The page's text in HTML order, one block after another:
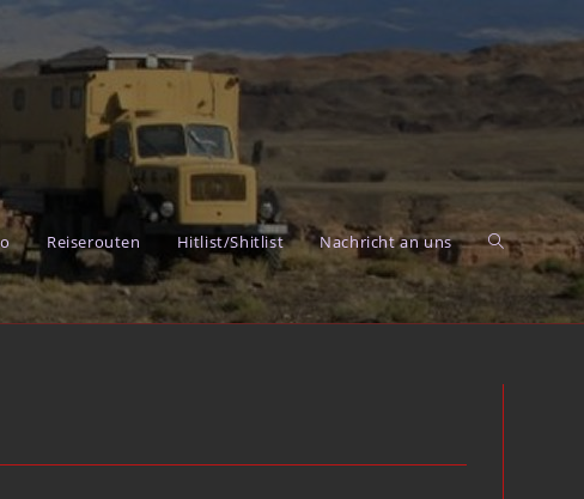
Reiserouten Hitlist/Shitlist Nachricht an uns Toggle